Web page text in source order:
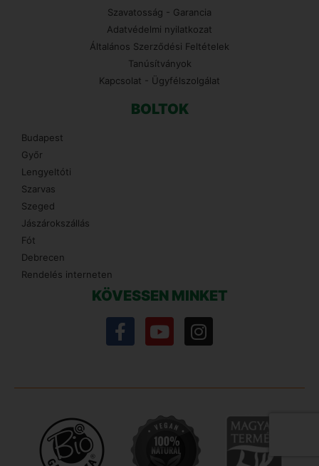
Szavatosság - Garancia
Adatvédelmi nyilatkozat
Általános Szerződési Feltételek
Tanúsítványok
Kapcsolat - Ügyfélszolgálat
BOLTOK
Budapest
Győr
Lengyeltóti
Szarvas
Szeged
Jászárokszállás
Fót
Debrecen
Rendelés interneten
KÖVESSEN MINKET